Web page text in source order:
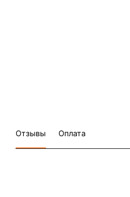
Отзывы Оплата